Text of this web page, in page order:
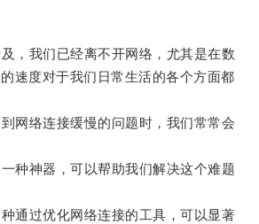
我们已经离不开网络，尤其是在数
速度对于我们日常生活的各个方面都
络连接缓慢的问题时，我们常常会
神器，可以帮助我们解决这个难题
过优化网络连接的工具，可以显著